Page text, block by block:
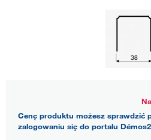
Cenę produktu możesz sprawdzić
zalogowaniu się do portalu